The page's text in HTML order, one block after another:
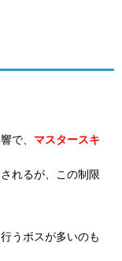
で、 マスタースキ
れるが、この制限
うボスが多いのも